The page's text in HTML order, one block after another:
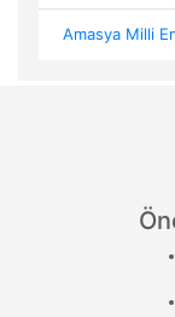
Amasya Milli